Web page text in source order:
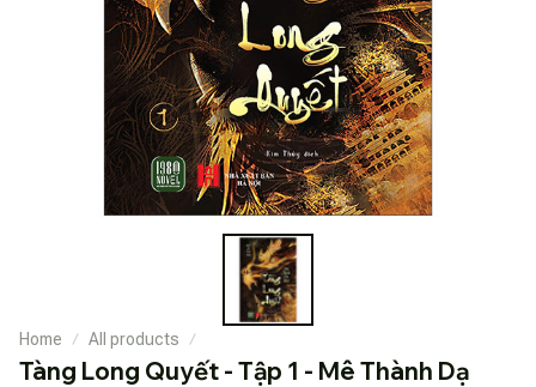
Home All products
Tàng Long Quyết - Tập 1 - Mê Thành Dạ